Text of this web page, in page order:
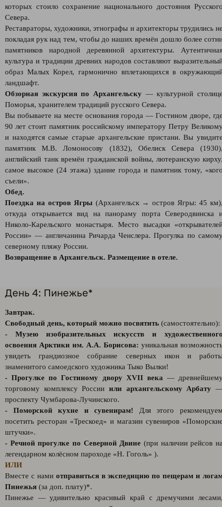
которых стоило сохранение национального достояния
Севера.
Реставраторы, художники, этнографы и архитекторы трудились
покладая рук над тем, чтобы до наших времён дошло более
памятников народной деревянной архитектуры.
культура и традиции древних народов составляют
образ Малых Корел, гармонично вплетающихся в
ландшафт.
Обзорная экскурсия по Архангельску — культурной
Поморья, хранителем традиций русского Севера.
Вы побываете на месте основания города — Гостином дворе,
90 лет стоит памятник российскому императору Петру
и находятся самые старые архангельские пристани. Вы
памятник М.В. Ломоносову (1832), Обелиск Севера
английский танк времён гражданской войны, лютеранскую
самое высокое (24 этажа) здание города и памятник тому,
съели».
Обед.
Поездка на остров Ягры(Архангельск → остров Ягры: 45
откуда открывается вид на панораму порта Северодвинска
Николо-Карельского монастыря. Место высадки
России» — англичанина Ричарда Ченслера. Прогулка по
северному пляжу России.
Возвращение в Архангельск. Размещение в отеле.
День 4: Пинежье*
Завтрак.
Свободный день, который можно посвятить (самостоятельно):
- Музею изобразительных искусств и
освоения Арктики им. А.А. Борисова: уникальная
увидеть грандиозное собрание северных икон и
знаменитого самоедского художника Тыко Вылки!
- Прогулке по Гостиному двору XVII века —
торговому комплексу России или архангельскому Арбату
проспекту Чумбарова-Лучинского.
- Поморской кухне и сувенирам! Для этого
посетить ресторан «Трескоед» и магазин сувениров
штучки».
- Речной прогулке по Северной Двине (при наличии рейсов
легендарном колёсном пароходе «Н. Гоголь» ).
ИЛИ
Вместе с нами отправиться в экспедицию по пещерам и
Пинежья (за доп. плату)*.
Пинежье — удивительно красивый край с дремучими